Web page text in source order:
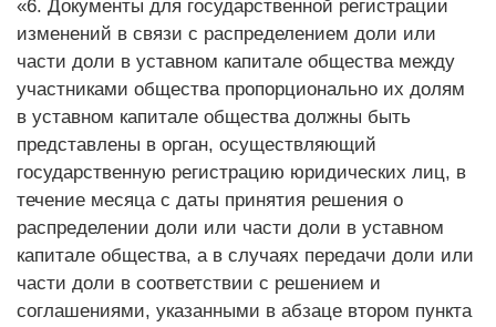
«6. Документы для государственной регистрации
изменений в связи с распределением доли или
части доли в уставном капитале общества между
участниками общества пропорционально их долям
в уставном капитале общества должны быть
представлены в орган, осуществляющий
государственную регистрацию юридических лиц, в
течение месяца с даты принятия решения о
распределении доли или части доли в уставном
капитале общества, а в случаях передачи доли или
части доли в соответствии с решением и
соглашениями, указанными в абзаце втором пункта